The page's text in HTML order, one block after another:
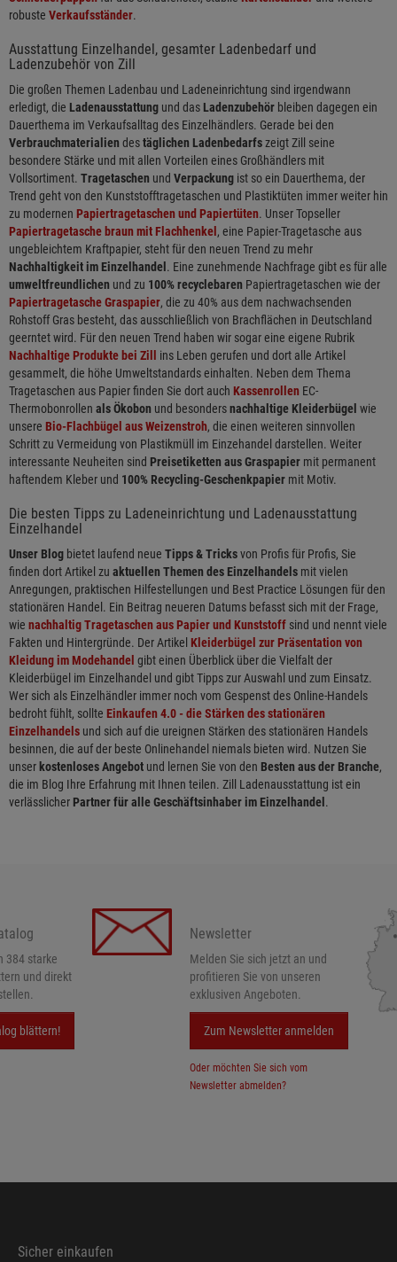
robuste Verkaufsständer.
Ausstattung Einzelhandel, gesamter Ladenbedarf und
Ladenzubehör von Zill
Die großen Themen Ladenbau und Ladeneinrichtung sind irgendwann
erledigt, die Ladenausstattung und das Ladenzubehör bleiben dagegen ein
Dauerthema im Verkaufsalltag des Einzelhändlers. Gerade bei den
Verbrauchmaterialien destäglichen Ladenbedarfszeigt Zill seine
besondere Stärke und mit allen Vorteilen eines Großhändlers mit
Vollsortiment. Tragetaschen und Verpackung ist so ein Dauerthema, der
Trend geht von den Kunststofftragetaschen und Plastiktüten immer weiter hin
zu modernen Papiertragetaschen und Papiertüten. Unser Topseller
Papiertragetasche braun mit Flachhenkel , eine Papier-Tragetasche aus
ungebleichtem Kraftpapier, steht für den neuen Trend zu mehr
Nachhaltigkeit im Einzelhandel . Eine zunehmende Nachfrage gibt es für alle
umweltfreundlichen und zu 100% recyclebaren Papiertragetaschen wie der
Papiertragetasche Graspapier, die zu 40% aus dem nachwachsenden
Rohstoff Gras besteht, das ausschließlich von Brachflächen in Deutschland
geerntet wird. Für den neuen Trend haben wir sogar eine eigene Rubrik
Nachhaltige Produkte bei Zill
ins Leben gerufen und dort alle Artikel
gesammelt, die höhe Umweltstandards einhalten. Neben dem Thema
Tragetaschen aus Papier finden Sie dort auch Kassenrollen EC-
Thermobonrollen als Ökobon und besondersnachhaltige Kleiderbügel wie
unsere Bio-Flachbügel aus Weizenstroh, die einen weiteren sinnvollen
Schritt zu Vermeidung von Plastikmüll im Einzehandel darstellen. Weiter
interessante Neuheiten sind Preisetiketten aus Graspapier mit permanent
haftendem Kleber und 100% Recycling-Geschenkpapier mit Motiv.
Die besten Tipps zu Ladeneinrichtung und Ladenausstattung
Einzelhandel
Unser Blog bietet laufend neue Tipps & Tricksvon Profis für Profis, Sie
finden dort Artikel zu aktuellen Themen des Einzelhandels mit vielen
Anregungen, praktischen Hilfestellungen und Best Practice Lösungen für den
stationären Handel. Ein Beitrag neueren Datums befasst sich mit der Frage,
wie nachhaltig Tragetaschen aus Papier und Kunststoff sind und nennt viele
Fakten und Hintergründe. Der Artikel Kleiderbügel zur Präsentation von
Kleidung im Modehandel gibt einen Überblick über die Vielfalt der
Kleiderbügel im Einzelhandel und gibt Tipps zur Auswahl und zum Einsatz.
Wer sich als Einzelhändler immer noch vom Gespenst des Online-Handels
bedroht fühlt, sollte Einkaufen 4.0 - die Stärken des stationären
Einzelhandels und sich auf die ureignen Stärken des stationären Handels
besinnen, die auf der beste Onlinehandel niemals bieten wird. Nutzen Sie
unser kostenloses Angebot und lernen Sie von den Besten aus der Branche,
die im Blog Ihre Erfahrung mit Ihnen teilen. Zill Ladenausstattung ist ein
verlässlicher Partner für alle Geschäftsinhaber im Einzelhandel .
384 starke
und direkt
blättern!
Newsletter
Melden Sie sich jetzt an und
profitieren Sie von unseren
exklusiven Angeboten.
Zum Newsletter anmelden
Oder möchten Sie sich vom
Newsletter abmelden?
Sicher einkaufen